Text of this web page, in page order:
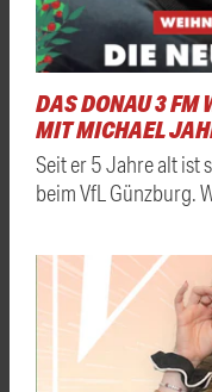
DAS DONAU 3 FM
MIT MICHAEL
Seit er 5 Jahre alt ist
beim VfL Günzburg.